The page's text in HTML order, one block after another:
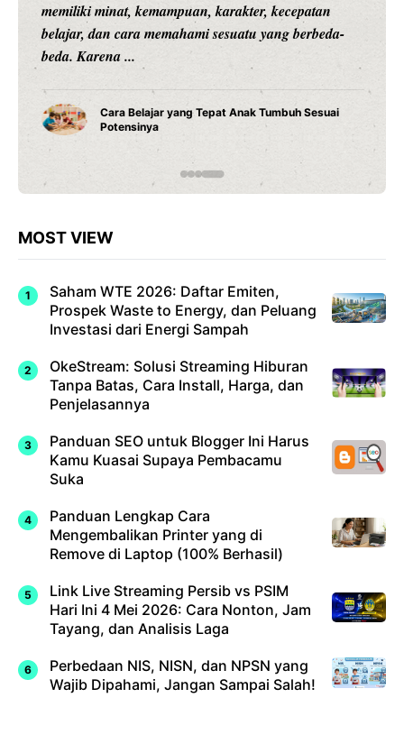
memiliki minat, kemampuan, karakter, kecepatan
belajar, dan cara memahami sesuatu yang berbeda-
beda. Karena ...
Cara Belajar yang Tepat Anak Tumbuh Sesuai
Potensinya
MOST VIEW
Saham WTE 2026: Daftar Emiten,
Prospek Waste to Energy, dan Peluang
Investasi dari Energi Sampah
OkeStream: Solusi Streaming Hiburan
Tanpa Batas, Cara Install, Harga, dan
Penjelasannya
Panduan SEO untuk Blogger Ini Harus
Kamu Kuasai Supaya Pembacamu
Suka
Panduan Lengkap Cara
Mengembalikan Printer yang di
Remove di Laptop (100% Berhasil)
Link Live Streaming Persib vs PSIM
Hari Ini 4 Mei 2026: Cara Nonton, Jam
Tayang, dan Analisis Laga
Perbedaan NIS, NISN, dan NPSN yang
Wajib Dipahami, Jangan Sampai Salah!